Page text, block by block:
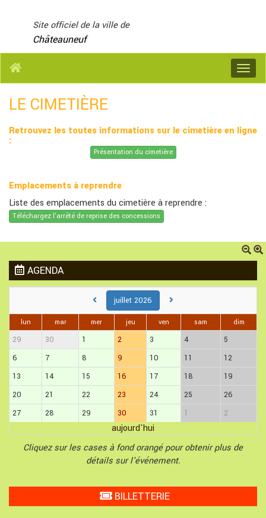
Site officiel de la ville de
Châteauneuf
Menu
LE CIMETIÈRE
Retrouvez les toutes informations sur le cimetière en ligne
:
Présentation du cimetière
Emplacements à reprendre
Liste des emplacements du cimetière à reprendre :
Téléchargez l'arrêté de reprise des concessions
AGENDA
juillet 2026
lun mar mer jeu ven sam dim
29 30 1 2 3 4
5
6
7 8 9 10 11
12
13
14 15 16 17 18
19
20
21 22 23 24 25
26
27
28 29 30 31 1 2
aujourd'hui
Cliquez sur les cases à fond orangé pour obtenir plus de
détails sur l'événement.
BILLETTERIE